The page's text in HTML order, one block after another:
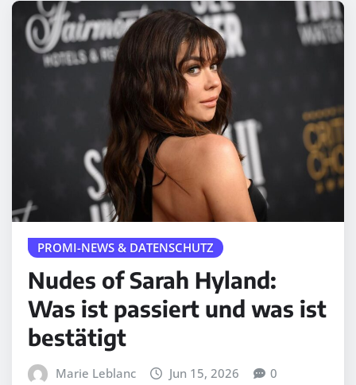
PROMI-NEWS & DATENSCHUTZ
Nudes of Sarah Hyland:
Was ist passiert und was ist
bestätigt
Marie Leblanc Jun 15, 2026 0